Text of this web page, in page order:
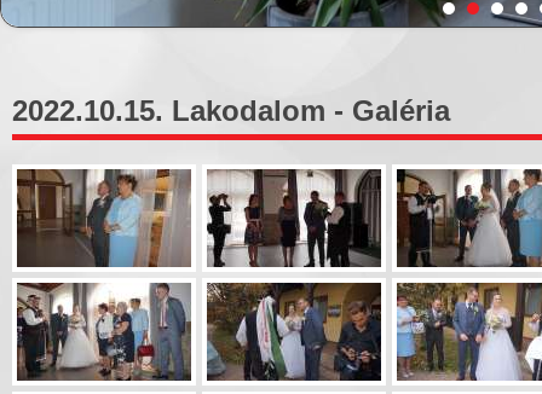
2022.10.15. Lakodalom - Galéria